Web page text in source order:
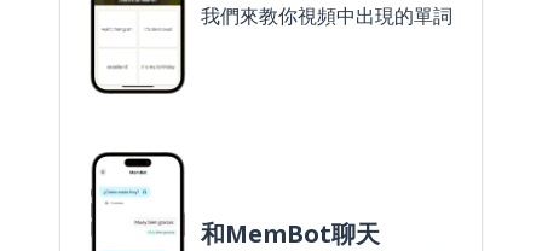
我們來教你視頻中出現的單詞
和MemBot聊天